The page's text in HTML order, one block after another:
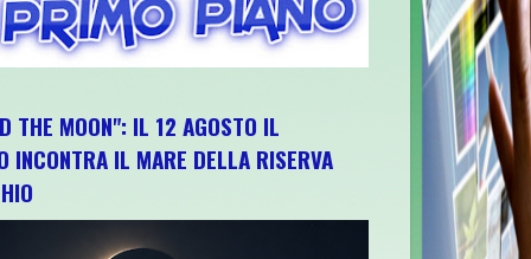
THE MOON": IL 12 AGOSTO IL
INCONTRA IL MARE DELLA RISERVA